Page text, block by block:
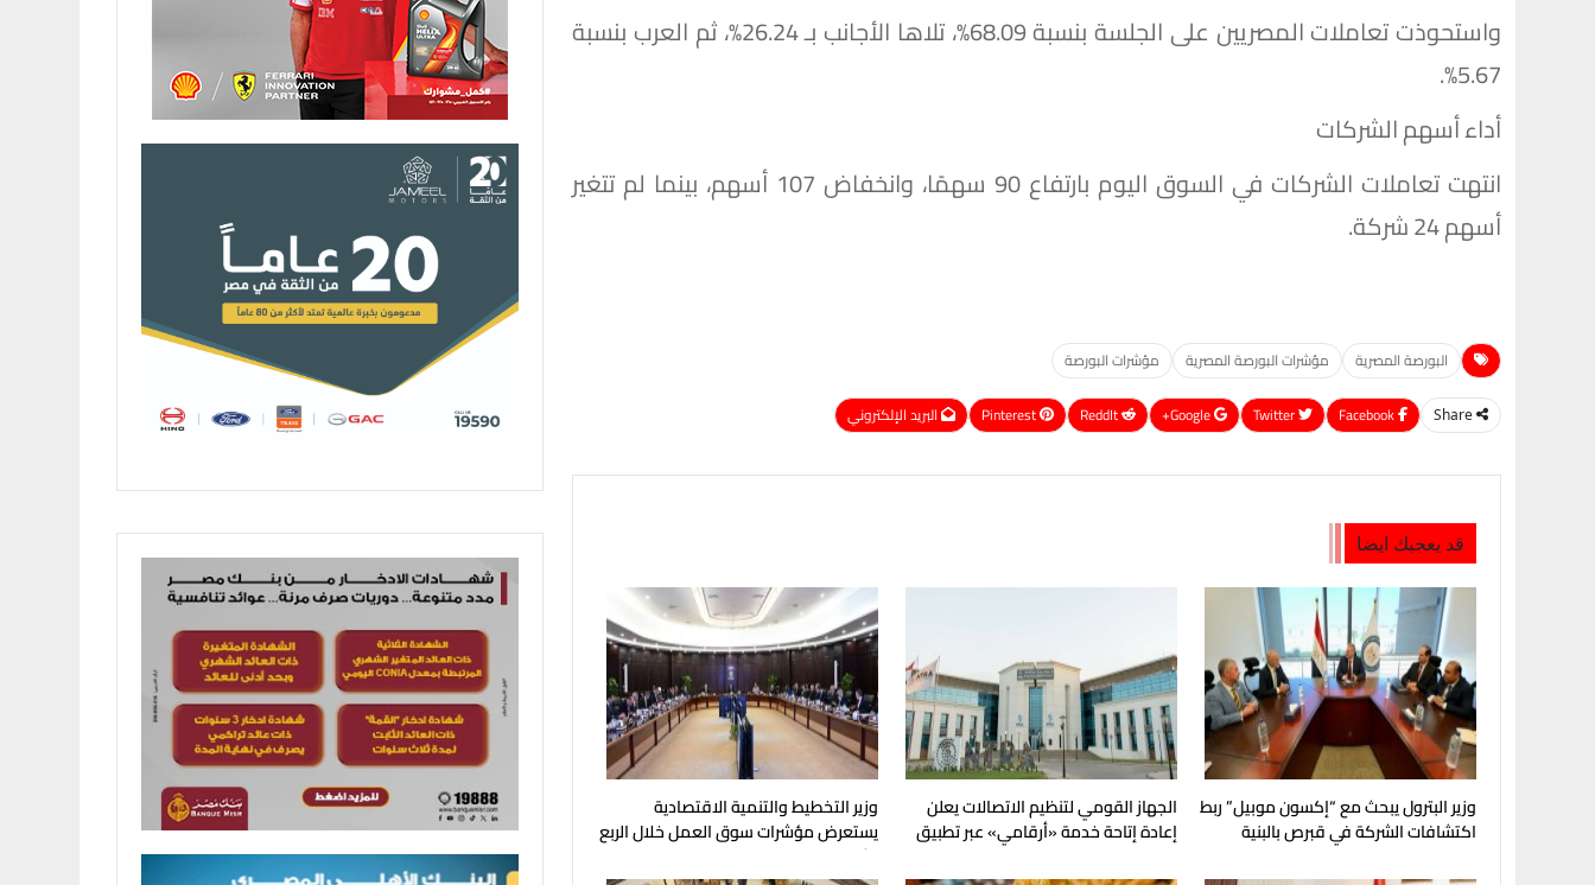
واستحوذت تعاملات المصريين على الجلسة بنسبة 68.09%، تلاها الأجانب بـ 26.24%، ثم العرب بنسبة
5.67%.
أداء أسهم الشركات
انتهت تعاملات الشركات في السوق اليوم بارتفاع 90 سهمًا، وانخفاض 107 أسهم، بينما لم تتغير
أسهم 24 شركة.
البورصة المصرية مؤشرات البورصة المصرية مؤشرات البورصة
Share
Google+
ReddIt
Pinterest البريد الإلكتروني
قد يعجبك ايضا
وزير البترول يبحث مع “إكسون موبيل” ربط
اكتشافات الشركة في قبرص بالبنية
الجهاز القومي لتنظيم الاتصالات يعلن
إعادة إتاحة خدمة «أرقامي» عبر تطبيق
وزير التخطيط والتنمية الاقتصادية
يستعرض مؤشرات سوق العمل خلال الربع
الثاني من عام 2026